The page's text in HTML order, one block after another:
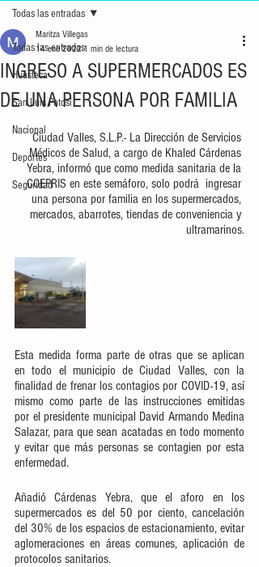
Todas las entradas
Huasteca
San Luis Potosí
Nacional
Deportes
Seguridad
Todas las entradas
INGRESO A SUPERMERCADOS ES
DE UNA PERSONA POR FAMILIA
Maritza Villegas
14 ene 20221 min de lectura
Ciudad Valles, S.L.P.- La Dirección de Servicios
Médicos de Salud, a cargo de Khaled Cárdenas
Yebra, informó que como medida sanitaria de la
COEPRIS en este semáforo, solo podrá  ingresar
una persona por familia en los supermercados,
mercados, abarrotes, tiendas de conveniencia y
ultramarinos.
Esta medida forma parte de otras que se aplican
en todo el municipio de Ciudad Valles, con la
finalidad de frenar los contagios por COVID-19, así
mismo como parte de las instrucciones emitidas
por el presidente municipal David Armando Medina
Salazar, para que sean acatadas en todo momento
y evitar que más personas se contagien por esta
enfermedad.
Añadió Cárdenas Yebra, que el aforo en los
supermercados es del 50 por ciento, cancelación
del 30% de los espacios de estacionamiento, evitar
aglomeraciones en áreas comunes, aplicación de
protocolos sanitarios.